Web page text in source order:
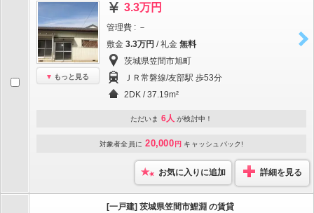
もっと見る
3.3万円
管理費 : －
敷金 3.3万円 / 礼金 無料
茨城県笠間市旭町
ＪＲ常磐線/友部駅 歩53分
2DK / 37.19m²
ただいま 6人 が検討中！
対象者全員に 20,000 円 キャッシュバック!
お気に入りに追加 詳細を見る
[一戸建] 茨城県笠間市鯉淵 の賃貸